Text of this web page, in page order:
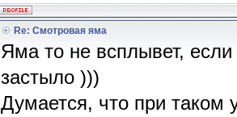
Re: Смотровая яма
Яма то не всплывет,
застыло )))
Думается, что при таком